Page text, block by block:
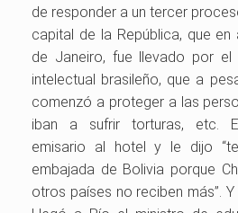
de responder a un tercer
capital de la República, que
de Janeiro, fue llevado por el
intelectual brasileño, que a
comenzó a proteger a las
iban a sufrir torturas, etc.
emisario al hotel y le dijo
embajada de Bolivia porque
otros países no reciben más”.